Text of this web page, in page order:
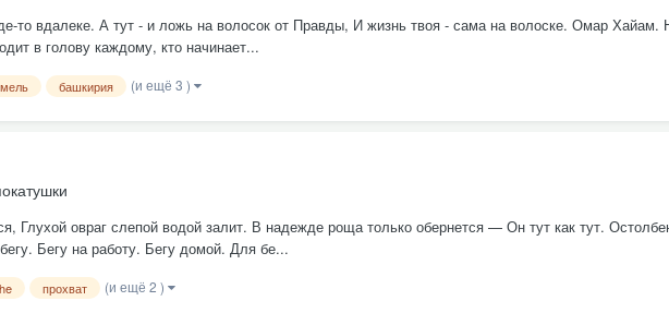
то вдалеке. А тут - и ложь на волосок от Правды, И жизнь твоя - сама на волоске. Омар Хайам.
в голову каждому, кто начинает...
башкирия (и ещё 3 )
Глухой овраг слепой водой залит. В надежде роща только обернется — Он тут как тут.
Бегу на работу. Бегу домой. Для бе...
прохват (и ещё 2 )